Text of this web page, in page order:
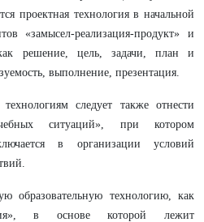
проектная технология в начальной
«замысел-реализация-продукт» и
решение, цель, задачи, план и
выполнение, презентация.
следует также отнести
ситуаций», при котором
в организации условий
образовательную технологию, как
в основе которой лежит